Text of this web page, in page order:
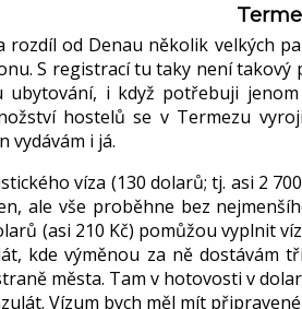
rozdíl od Denau několik velkých
S registrací tu taky není
i když potřebuji
hostelů se v Termezu
vydávám i já.
víza (130 dolarů; tj. asi 2
ale vše proběhne bez
(asi 210 Kč) pomůžou vyplnit
kde výměnou za ně dostávám
města. Tam v hotovosti v
Vízum bych měl mít